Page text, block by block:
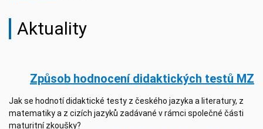
Aktuality
Způsob hodnocení didaktických testů MZ
Jak se hodnotí didaktické testy z českého jazyka a literatury, z
matematiky a z cizích jazyků zadávané v rámci společné části
maturitní zkoušky?